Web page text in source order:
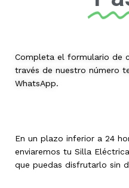
Completa el formulario de
través de nuestro número
WhatsApp.
En un plazo inferior a 24
enviaremos tu Silla
que puedas disfrutarlo sin